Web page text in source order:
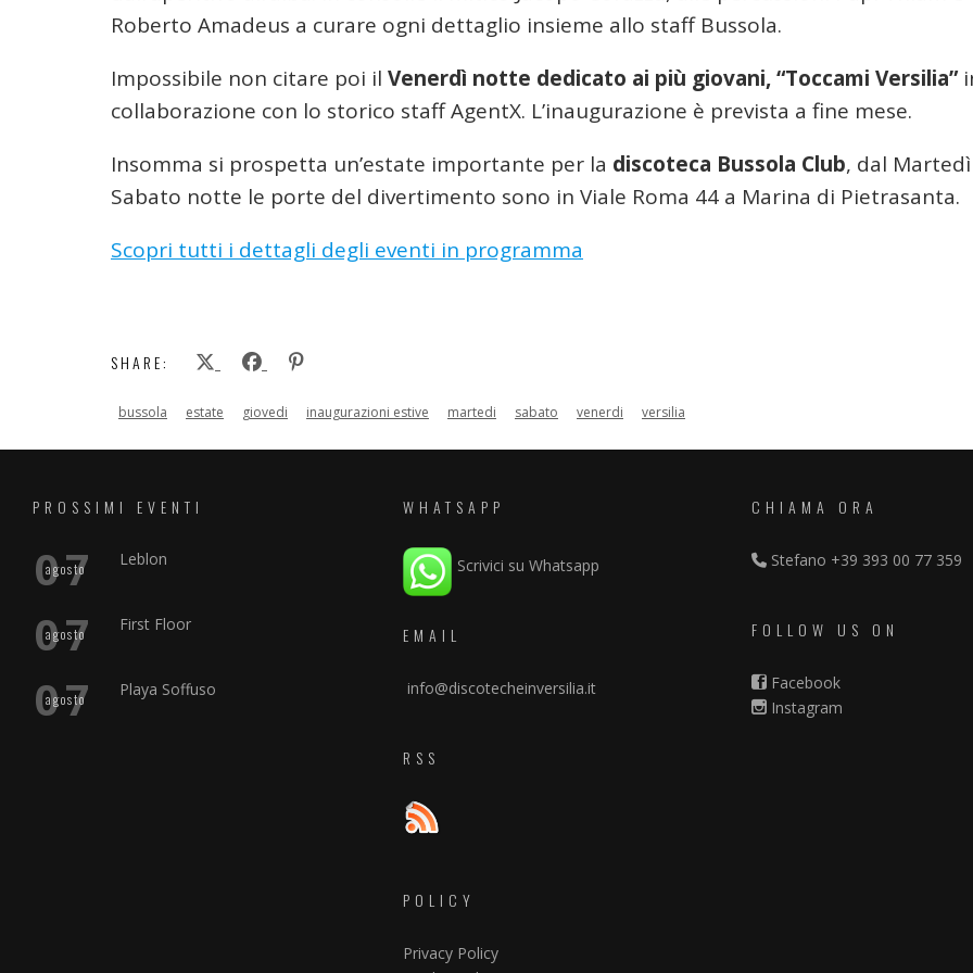
Roberto Amadeus a curare ogni dettaglio insieme allo staff Bussola.
Impossibile non citare poi il Venerdì notte dedicato ai più giovani, “Toccami Versilia”
collaborazione con lo storico staff AgentX. L’inaugurazione è prevista a fine mese.
Insomma si prospetta un’estate importante per la discoteca Bussola Club, dal
Sabato notte le porte del divertimento sono in Viale Roma 44 a Marina di Pietrasanta.
Scopri tutti i dettagli degli eventi in programma
SHARE:
bussola estate giovedi inaugurazioni estive martedi sabato venerdi versilia
PROSSIMI EVENTI
07
agosto Leblon
07
agosto First Floor
07
agosto Playa Soffuso
WHATSAPP
Scrivici su Whatsapp
EMAIL
info@discotecheinversilia.it
RSS
POLICY
Privacy Policy
CHIAMA ORA
Stefano +39 393 00 77 359
FOLLOW US ON
Facebook
Instagram